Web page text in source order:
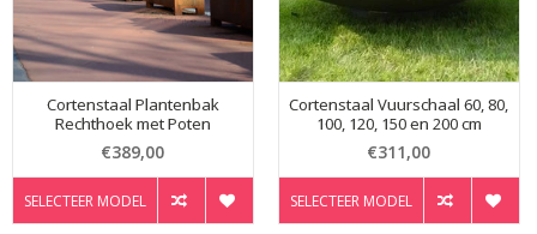
Cortenstaal Plantenbak
Rechthoek met Poten
€389,00
SELECTEER MODEL
Cortenstaal Vuurschaal 60, 80,
100, 120, 150 en 200 cm
€311,00
SELECTEER MODEL